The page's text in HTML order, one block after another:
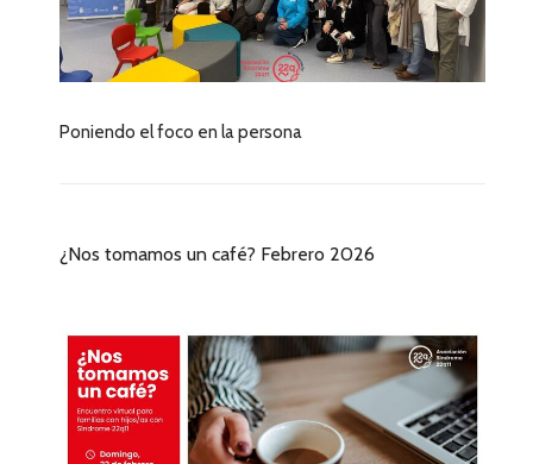
Poniendo el foco en la persona
¿Nos tomamos un café? Febrero 2026